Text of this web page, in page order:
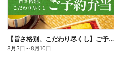
【旨さ格別、こだわり尽くし】ご予約弁当
8月3日 ～8月10日